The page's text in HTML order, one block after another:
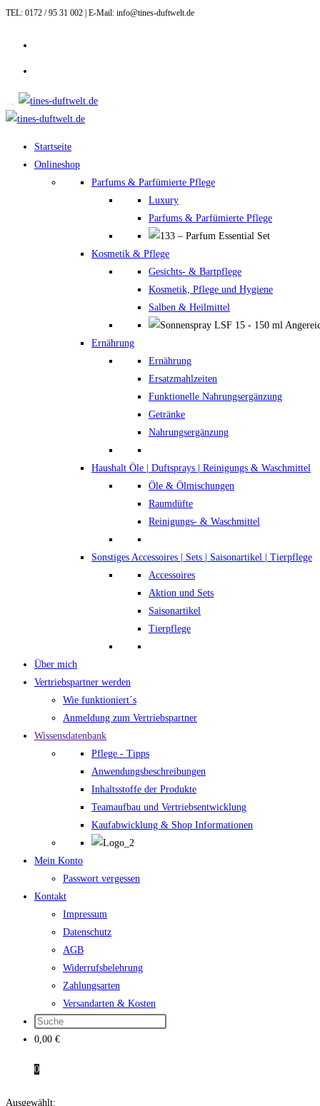
Zum
springen
TEL: 0172 / 95 31 002 | E-Mail: info@tines-duftwelt.de
Startseite
Onlineshop
Parfums & Parfümierte Pflege
Luxury
Parfums & Parfümierte Pflege
Kosmetik & Pflege
Gesichts- & Bartpflege
Kosmetik, Pflege und Hygiene
Salben & Heilmittel
Ernährung
Ernährung
Ersatzmahlzeiten
Funktionelle Nahrungsergänzung
Getränke
Nahrungsergänzung
Haushalt Öle | Duftsprays | Reinigungs & Waschmittel
Öle & Ölmischungen
Raumdüfte
Reinigungs- & Waschmittel
Sonstiges Accessoires | Sets | Saisonartikel | Tierpflege
Accessoires
Aktion und Sets
Saisonartikel
Tierpflege
Über mich
Vertriebspartner werden
Wie funktioniert´s
Anmeldung zum Vertriebspartner
Wissensdatenbank
Pflege - Tipps
Anwendungsbeschreibungen
Inhaltsstoffe der Produkte
Teamaufbau und Vertriebsentwicklung
Kaufabwicklung & Shop Informationen
Mein Konto
Passwort vergessen
Kontakt
Impressum
Datenschutz
AGB
Widerrufsbelehrung
Zahlungsarten
Versandarten & Kosten
0,00 €
0
Ausgewählt: